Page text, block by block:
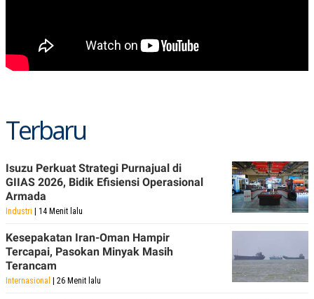
Terbaru
Isuzu Perkuat Strategi Purnajual di
GIIAS 2026, Bidik Efisiensi Operasional
Armada
Industri | 14 Menit lalu
Kesepakatan Iran-Oman Hampir
Tercapai, Pasokan Minyak Masih
Terancam
Internasional | 26 Menit lalu